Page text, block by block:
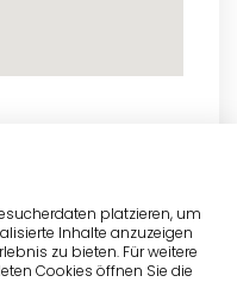
-
platzieren, um
Inhalte anzuzeigen
zu bieten. Für weitere
Cookies öffnen Sie die